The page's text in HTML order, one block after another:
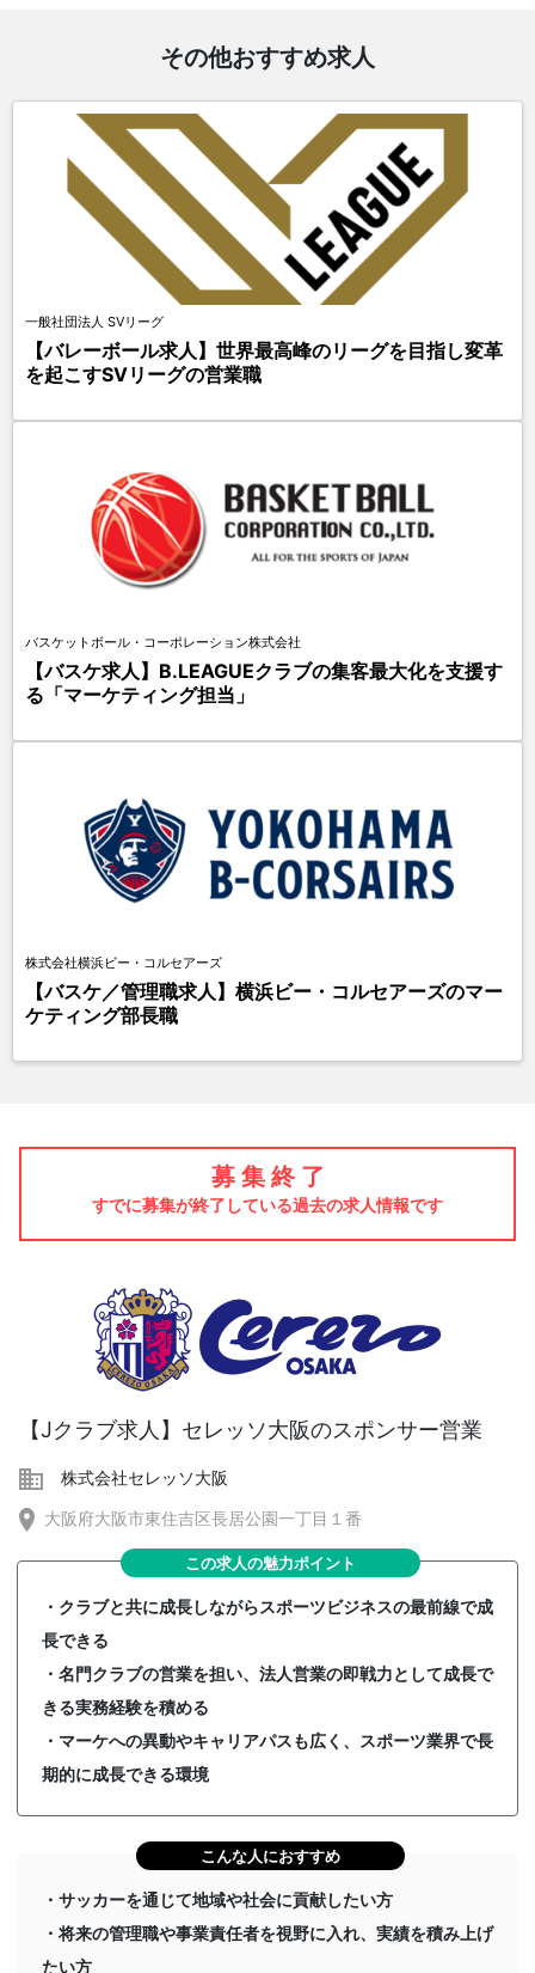
その他おすすめ求人
一般社団法人 SVリーグ
【バレーボール求人】世界最高峰のリーグを目指し変革
を起こすSVリーグの営業職
バスケットボール・コーポレーション株式会社
【バスケ求人】B.LEAGUEクラブの集客最大化を支援す
る「マーケティング担当」
株式会社横浜ビー・コルセアーズ
【バスケ／管理職求人】横浜ビー・コルセアーズのマー
ケティング部長職
募 集 終 了
すでに募集が終了している過去の求人情報です
【Jクラブ求人】セレッソ大阪のスポンサー営業
株式会社セレッソ大阪
大阪府大阪市東住吉区長居公園一丁目１番
この求人の魅力ポイント
・クラブと共に成長しながらスポーツビジネスの最前線で成
長できる
・名門クラブの営業を担い、法人営業の即戦力として成長で
きる実務経験を積める
・マーケへの異動やキャリアパスも広く、スポーツ業界で長
期的に成長できる環境
こんな人におすすめ
・サッカーを通じて地域や社会に貢献したい方
・将来の管理職や事業責任者を視野に入れ、実績を積み上げ
たい方